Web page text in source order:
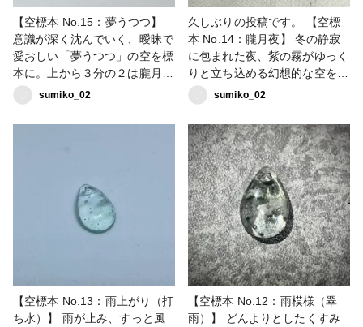
【空標本 No.15：夢うつつ】
意識が深く沈んでいく、曖昧で
愛おしい「夢うつつ」の空を標
本に。上から３分の２は朧月夜
の色彩をできる限り透明寄りに
残し、下の方は琥珀色に染めま
した。セピアがかった境界線
かいグラデーションを楽しめま
す。次は、七色の光を待つ「虹
の予感」の空へ。 #sorarium #
sumiko_02
久しぶりの投稿です。 【空標
本 No.14：朧月夜】 冬の静寂
に包まれた夜、紫の霧がゆっく
りと立ち込める幻想的な空を標
本に。下の方へ向かうほど深く
くすみ、その色が美しい紫の霧
になって静かに溶け込んでいく
ようなグラデーションを閉じ込
めました。全体を薄く仕上げて
いるので、光に透かすと霧の向
こうで淡い光がぽうっと滲むよ
うな、静かで神秘的な表情を楽
しめます。次は、夢と現実の境
界線「夢うつつ」の空へ。
#sorarium #空標本
sumiko_02
【空標本 No.13：雨上がり（打
ち水）】 雨が止み、すっと風
【空標本 No.12：雨模様（翠
雨）】 どんよりとしたくすみ